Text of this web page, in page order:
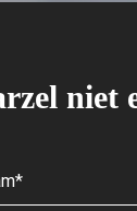
niet